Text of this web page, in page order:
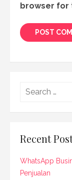
browser for
Recent
WhatsApp
Penjualan